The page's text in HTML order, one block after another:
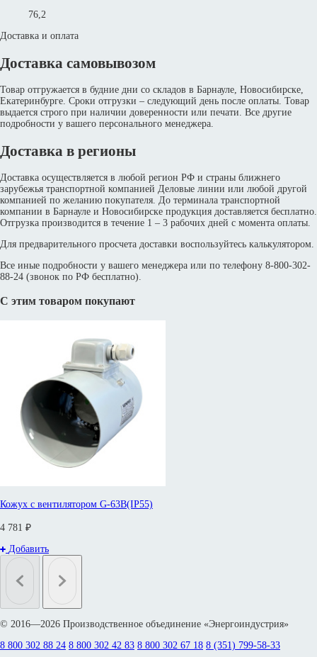
76,2
Доставка и оплата
Доставка самовывозом
Товар отгружается в будние дни со складов в Барнауле, Новосибирске,
Екатеринбурге. Сроки отгрузки – следующий день после оплаты. Товар
выдается строго при наличии доверенности или печати. Все другие
подробности у вашего персонального менеджера.
Доставка в регионы
Доставка осуществляется в любой регион РФ и страны ближнего
зарубежья транспортной компанией Деловые линии или любой другой
компанией по желанию покупателя. До терминала транспортной
компании в Барнауле и Новосибирске продукция доставляется бесплатно.
Отгрузка производится в течение 1 – 3 рабочих дней с момента оплаты.
Для предварительного просчета доставки воспользуйтесь калькулятором.
Все иные подробности у вашего менеджера или по телефону 8-800-302-
88-24 (звонок по РФ бесплатно).
С этим товаром покупают
Кожух с вентилятором G-63B(IP55)
4 781 ₽
Добавить
© 2016—2026 Производственное объединение «Энергоиндустрия»
8 800 302 88 24 8 800 302 42 83 8 800 302 67 18 8 (351) 799-58-33